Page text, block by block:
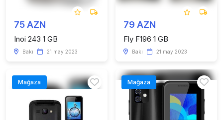
75 AZN
Inoi 243 1 GB
Bakı 21 may 2023
79 AZN
Fly F196 1 GB
Bakı 21 may 2023
Mağaza Mağaza